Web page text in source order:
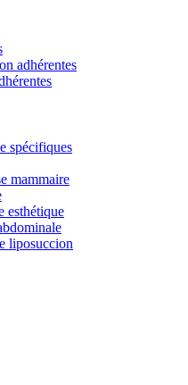
adhérentes
spécifiques
mammaire
esthétique
liposuccion